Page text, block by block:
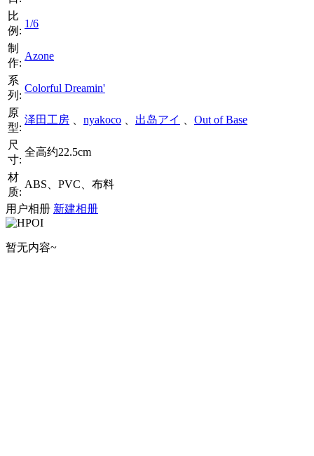
比
例:
1/6
制
作:
Azone
系
列:
Colorful Dreamin'
原
型:
泽田工房 nyakoco 出岛アイ Out of Base
尺
寸:
全高约22.5cm
材
质:
ABS、PVC、布料
用户相册 新建相册
暂无内容~